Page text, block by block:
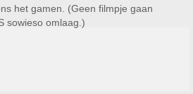
het gamen. (Geen filmpje gaan
sowieso omlaag.)